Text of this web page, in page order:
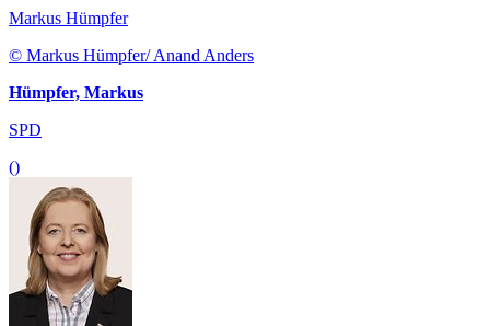
Markus Hümpfer
© Markus Hümpfer/ Anand Anders
Hümpfer, Markus
SPD
()